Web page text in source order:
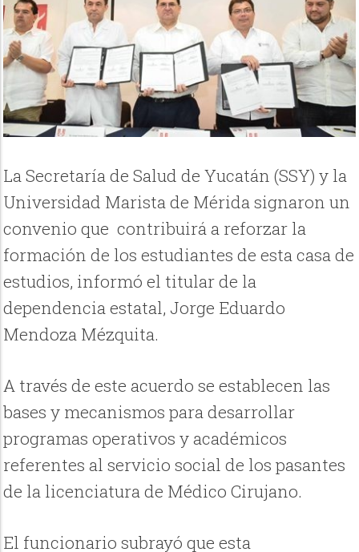
La Secretaría de Salud de Yucatán (SSY) y la
Universidad Marista de Mérida signaron un
convenio que contribuirá a reforzar la
formación de los estudiantes de esta casa de
estudios, informó el titular de la
dependencia estatal, Jorge Eduardo
Mendoza Mézquita.
A través de este acuerdo se establecen las
bases y mecanismos para desarrollar
programas operativos y académicos
referentes al servicio social de los pasantes
de la licenciatura de Médico Cirujano.
El funcionario subrayó que esta